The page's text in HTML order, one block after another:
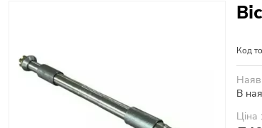
Код
В
Ціна :